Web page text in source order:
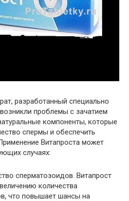
разработанный специально
проблемы с зачатием
компоненты, которые
спермы и обеспечить
Витапроста может
случаях:
сперматозоидов. Витапрост
количества
что повышает шансы на